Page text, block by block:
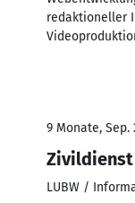
redaktioneller
9 Monate,
Zivildienst
LUBW /